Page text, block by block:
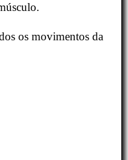
os movimentos da